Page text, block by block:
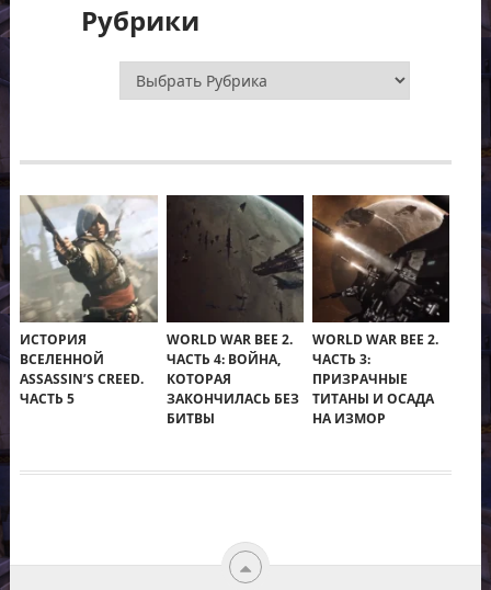
Рубрики
Рубрики
ИСТОРИЯ
ВСЕЛЕННОЙ
ASSASSIN’S CREED.
ЧАСТЬ 5
WORLD WAR BEE 2.
ЧАСТЬ 4: ВОЙНА,
КОТОРАЯ
ЗАКОНЧИЛАСЬ БЕЗ
БИТВЫ
WORLD WAR BEE 2.
ЧАСТЬ 3:
ПРИЗРАЧНЫЕ
ТИТАНЫ И ОСАДА
НА ИЗМОР